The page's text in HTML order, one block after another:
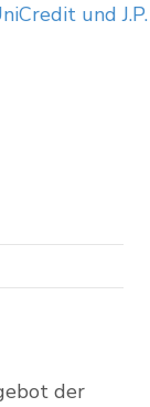
und J.P.
der